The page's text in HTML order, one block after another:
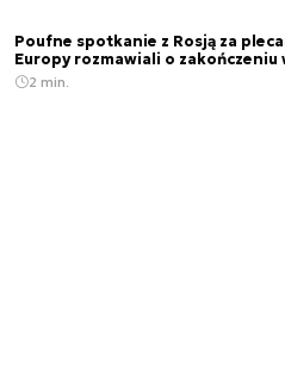
Poufne spotkanie z Rosją za
Europy rozmawiali o zakończeniu
2 min.